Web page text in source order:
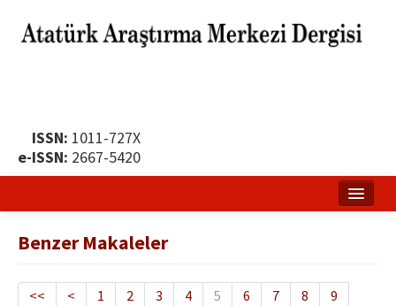
ISSN: 1011-727X
e-ISSN: 2667-5420
Yayın Politikası
Benzer Makaleler
<< < 1 2 3 4 5 6 7 8
9